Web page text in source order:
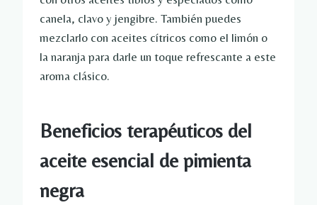
canela, clavo y jengibre. También puedes
mezclarlo con aceites cítricos como el limón o
la naranja para darle un toque refrescante a este
aroma clásico.
Beneficios terapéuticos del
aceite esencial de pimienta
negra